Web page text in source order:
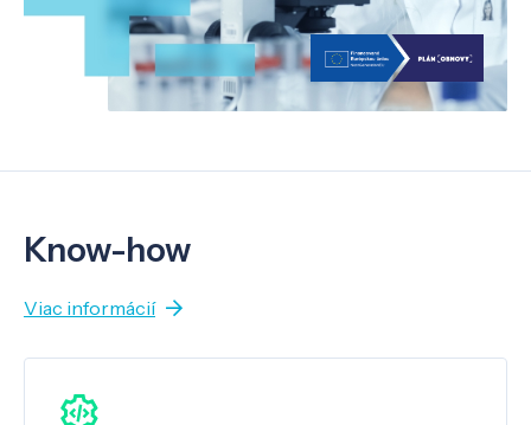
Know-how
Viac informácií